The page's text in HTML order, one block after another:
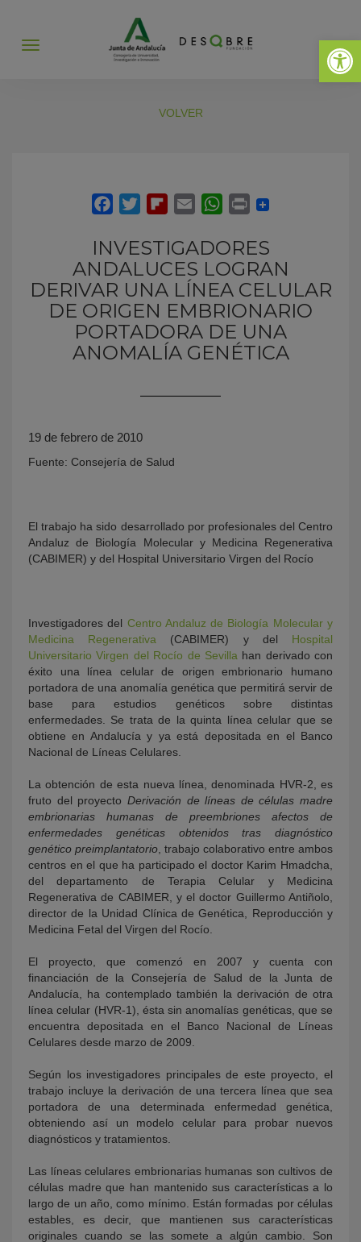
Abrir
Abrir
VOLVER
INVESTIGADORES
ANDALUCES LOGRAN
DERIVAR UNA LÍNEA CELULAR
DE ORIGEN EMBRIONARIO
PORTADORA DE UNA
ANOMALÍA GENÉTICA
19 de febrero de 2010
Fuente: Consejería de Salud
El trabajo ha sido desarrollado por profesionales del Centro
Andaluz de Biología Molecular y Medicina Regenerativa
(CABIMER) y del Hospital Universitario Virgen del Rocío
Investigadores del Centro Andaluz de Biología Molecular y
Medicina Regenerativa (CABIMER) y del Hospital
Universitario Virgen del Rocío de Sevilla han derivado con
éxito una línea celular de origen embrionario humano
portadora de una anomalía genética que permitirá servir de
base para estudios genéticos sobre distintas
enfermedades. Se trata de la quinta línea celular que se
obtiene en Andalucía y ya está depositada en el Banco
Nacional de Líneas Celulares.
La obtención de esta nueva línea, denominada HVR-2, es
fruto del proyecto Derivación de líneas de células madre
embrionarias humanas de preembriones afectos de
enfermedades genéticas obtenidos tras diagnóstico
genético preimplantatorio , trabajo colaborativo entre ambos
centros en el que ha participado el doctor Karim Hmadcha,
del departamento de Terapia Celular y Medicina
Regenerativa de CABIMER, y el doctor Guillermo Antiñolo,
director de la Unidad Clínica de Genética, Reproducción y
Medicina Fetal del Virgen del Rocío.
El proyecto, que comenzó en 2007 y cuenta con
financiación de la Consejería de Salud de la Junta de
Andalucía, ha contemplado también la derivación de otra
línea celular (HVR-1), ésta sin anomalías genéticas, que se
encuentra depositada en el Banco Nacional de Líneas
Celulares desde marzo de 2009.
Según los investigadores principales de este proyecto, el
trabajo incluye la derivación de una tercera línea que sea
portadora de una determinada enfermedad genética,
obteniendo así un modelo celular para probar nuevos
diagnósticos y tratamientos.
Las líneas celulares embrionarias humanas son cultivos de
células madre que han mantenido sus características a lo
largo de un año, como mínimo. Están formadas por células
estables, es decir, que mantienen sus características
originales cuando se las somete a algún cambio. Son